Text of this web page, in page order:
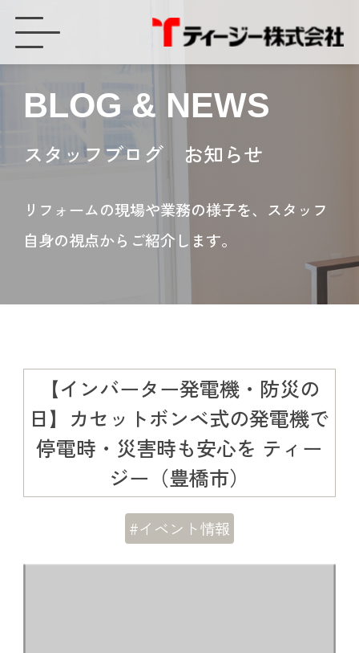
BLOG & NEWS
スタッフブログ お知らせ
リフォームの現場や業務の様子を、スタッフ
自身の視点からご紹介します。
【インバーター発電機・防災の
日】カセットボンベ式の発電機で
停電時・災害時も安心を ティー
ジー（豊橋市）
#イベント情報